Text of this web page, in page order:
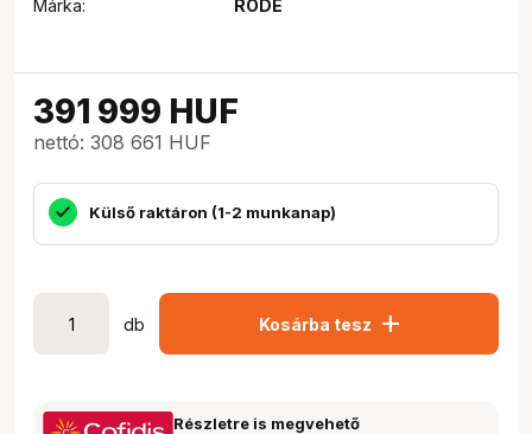
Márka:
RODE
391 999 HUF
nettó: 308 661 HUF
Külső raktáron (1-2 munkanap)
db Kosárba tesz add
Részletre is megvehető